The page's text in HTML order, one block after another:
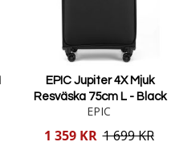
EPIC Jupiter 4X Mjuk
Resväska 75cm L - Black
EPIC
Reducerat
1 359 KR 1 699 KR